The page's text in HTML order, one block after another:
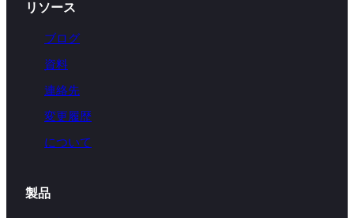
リソース
ブログ
資料
連絡先
変更履歴
について
製品